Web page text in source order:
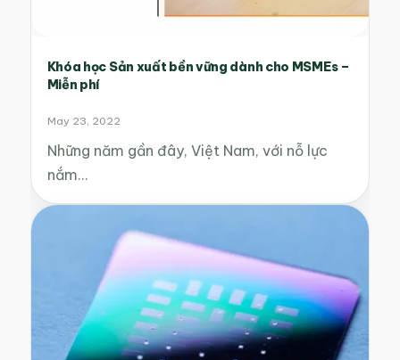
Khóa học Sản xuất bền vững dành cho MSMEs –
Miễn phí
May 23, 2022
Những năm gần đây, Việt Nam, với nỗ lực
nắm…